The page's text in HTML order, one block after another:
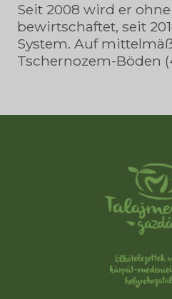
Seit 2008 wird er
bewirtschaftet, seit
System. Auf
Tschernozem-Böden